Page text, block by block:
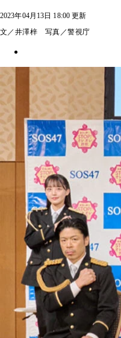
2023年04月13日 18:00 更新
文／井澤梓 写真／警視庁